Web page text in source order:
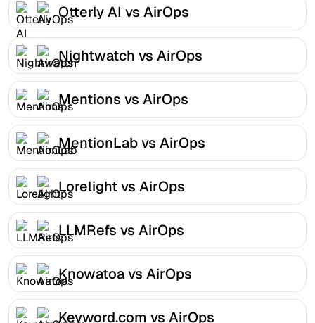
Otterly AI vs AirOps
Nightwatch vs AirOps
Mentions vs AirOps
MentionLab vs AirOps
Lorelight vs AirOps
LLMRefs vs AirOps
Knowatoa vs AirOps
Keyword.com vs AirOps